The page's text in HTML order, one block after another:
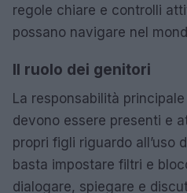
regole chiare e controlli
possano navigare nel
Il ruolo dei genitori
La responsabilità
devono essere presenti e
propri figli riguardo all’uso
basta impostare filtri e
dialogare, spiegare e